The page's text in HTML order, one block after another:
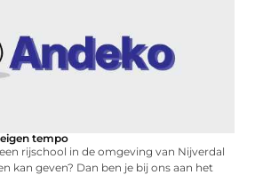
tempo
rijschool in de omgeving van Nijverdal
kan geven? Dan ben je bij ons aan het